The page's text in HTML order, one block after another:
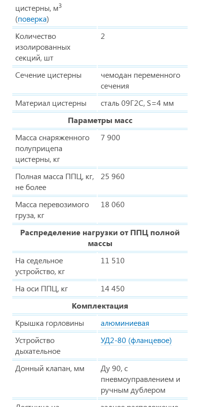
цистерны, м3
(поверка)
Количество
изолированных
секций, шт
2
Сечение цистерны
чемодан переменного
сечения
Материал цистерны
сталь 09Г2С, S=4 мм
Параметры масс
Масса снаряженного
полуприцепа
цистерны, кг
7 900
Полная масса ППЦ, кг,
не более
25 960
Масса перевозимого
груза, кг
18 060
Распределение нагрузки от ППЦ полной
массы
На седельное
устройство, кг
11 510
На оси ППЦ, кг
14 450
Комплектация
Крышка горловины
алюминиевая
Устройство
дыхательное
УД2-80 (фланцевое)
Донный клапан, мм
Ду 90, с
пневмоуправлением и
ручным дублером